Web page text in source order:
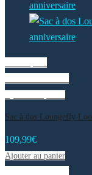
Sac à dos Loungefly
109,99€
Ajouter au panier